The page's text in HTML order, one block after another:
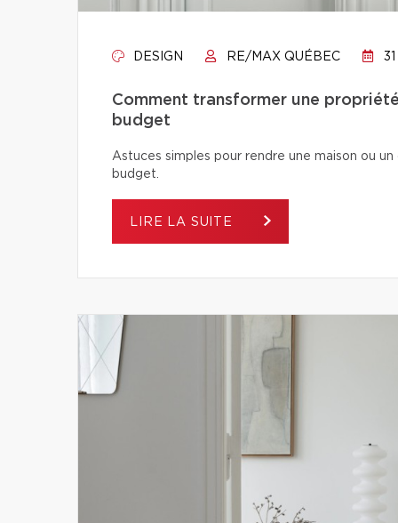
DESIGN RE/MAX QUÉBEC
Comment transformer une
budget
Astuces simples pour rendre une maison ou
budget.
LIRE LA SUITE